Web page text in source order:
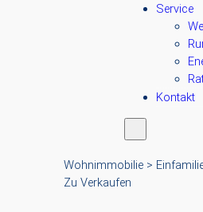
Service
Kontakt
Wohnimmobilie >
Zu Verkaufen